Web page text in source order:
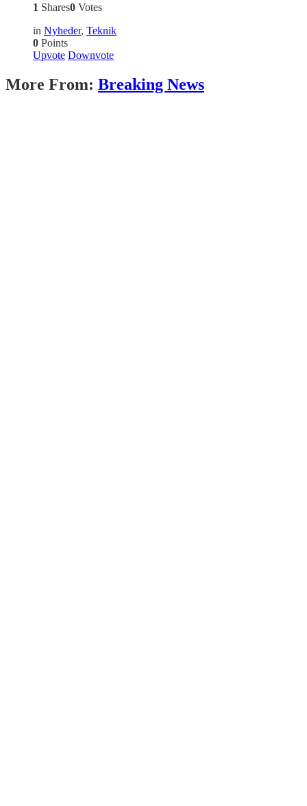
1 Shares0 Votes
in Nyheder, Teknik
0 Points
Upvote Downvote
More From: Breaking News